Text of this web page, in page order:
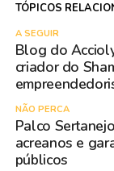
TÓPICOS
A SEGUIR
Blog do
criador do
NÃO PERCA
Palco
acreanos e
públicos